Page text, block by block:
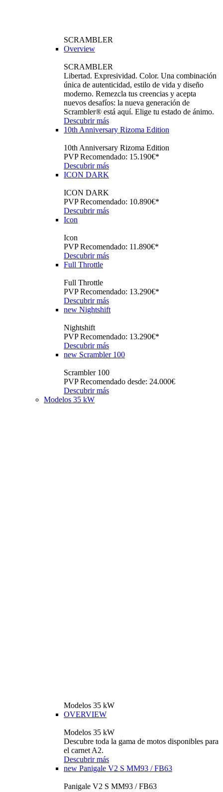
SCRAMBLER
Overview
SCRAMBLER
Libertad. Expresividad. Color. Una combinación
única de autenticidad, estilo de vida y diseño
moderno. Remezcla tus creencias y acepta
nuevos desafíos: la nueva generación de
Scrambler® está aquí. Elige tu estado de ánimo.
Descubrir más
10th Anniversary Rizoma Edition
10th Anniversary Rizoma Edition
PVP Recomendado: 15.190€*
Descubrir más
ICON DARK
ICON DARK
PVP Recomendado: 10.890€*
Descubrir más
Icon
Icon
PVP Recomendado: 11.890€*
Descubrir más
Full Throttle
Full Throttle
PVP Recomendado: 13.290€*
Descubrir más
new Nightshift
Nightshift
PVP Recomendado: 13.290€*
Descubrir más
new Scrambler 100
Scrambler 100
PVP Recomendado desde: 24.000€
Descubrir más
Modelos 35 kW
Modelos 35 kW
OVERVIEW
Modelos 35 kW
Descubre toda la gama de motos disponibles para
el carnet A2.
Descubrir más
new Panigale V2 S MM93 / FB63
Panigale V2 S MM93 / FB63